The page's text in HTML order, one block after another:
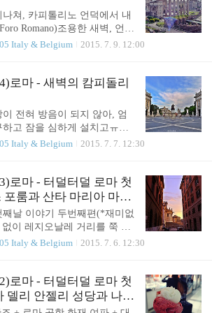
에 비해 자주 운행하는 편이
정도 걸어가야 하고, 내리는
이 다르다 타고난 길치인 나로
아드리아나 바로 앞에 내려
요하는 바람에 뽄떼 맘몰로 역
(1)번..
쳐, 카피톨리노 언덕에서 내
Romano)조용한 새벽, 언덕
비롭기까지한 이 멋진 광경
꿈꾸게 만드는가에 대한 해
행의 힘겨움은 잠시 사라지고
순간.(써놓고 보니 좀 오글
엿보기나에겐 콜로세움+포
었지만(이탈리아는 요즘 통합
)콜로세움만 가고 포로 로마
덕 위에서 볼 수 있어서 다행이
노 언덕 위 아침 풍경나는
Italy & Belgium 2015. 7. 9. 12:00
로마 - 새벽의 캄피돌리
이 전혀 방음이 되지 않아, 엄
고 잠을 심하게 설치고ㅠㅠ
전에 호텔 밖으로 나왔다. 내
한가지, 너무너무 시끄러웠다
호텔들은 엘리베이터와 24시
많다. 어느 정도 시설을 갖추
라가고.) 매우 이른 시간의 떼
역 주변 치안에 대해 무서운
묵은 호텔이 있는 1번 플랫폼
파업을 생각하면, 떼르미니
Italy & Belgium 2015. 7. 7. 12:30
로마 - 터덜터덜 로마 첫
룸과 산타 마리아 마죠
째날 이야기 두번째편(*재미없
이 레지오날레 거리를 쭉 걷
미있어 보이는 풍경이 나오기
다시 나오겠지만 로마 사람
각하는 건물이라고 함. 그래
익 & 타자기ㅎㅎ 산티시모 노
Italy & Belgium 2015. 7. 6. 12:30
로마 - 터덜터덜 로마 첫
델리 안젤리 성당과 나찌